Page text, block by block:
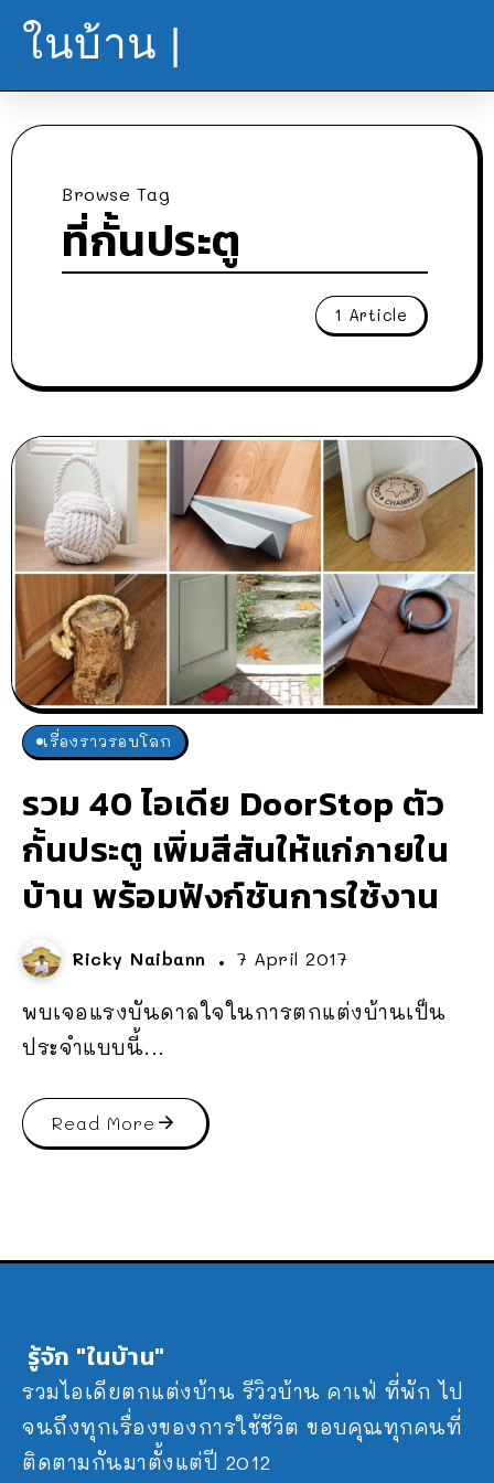
ในบ้าน |
Browse Tag
ที่กั้นประตู
1 Article
เรื่องราวรอบโลก
รวม 40 ไอเดีย DoorStop ตัว
กั้นประตู เพิ่มสีสันให้แก่ภายใน
บ้าน พร้อมฟังก์ชันการใช้งาน
Ricky Naibann 7 April 2017
พบเจอแรงบันดาลใจในการตกแต่งบ้านเป็น
ประจำแบบนี้...
Read More
รู้จัก "ในบ้าน"
รวมไอเดียตกแต่งบ้าน รีวิวบ้าน คาเฟ่ ที่พัก ไป
จนถึงทุกเรื่องของการใช้ชีวิต ขอบคุณทุกคนที่
ติดตามกันมาตั้งแต่ปี 2012